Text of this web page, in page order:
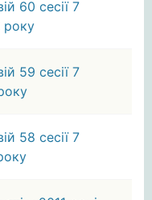
60 сесії 7
року
59 сесії 7
58 сесії 7